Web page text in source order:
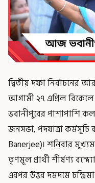
দ্বিতীয় দফা নির্বাচনের
আগামী ২৭ এপ্রিল
ভবানীপুরের পাশাপাশি
জনসভা, পদযাত্রা
Banerjee)। শনিবার
তৃণমূল প্রার্থী শীর্ষণ্য
এরপর উত্তর দমদমে